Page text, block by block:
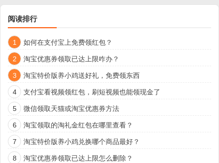
阅读排行
1 如何在支付宝上免费领红包？
2 淘宝优惠券领取已达上限咋办？
3 淘宝特价版养小鸡送好礼，免费领东西
4 支付宝看视频领红包，刷短视频也能领现金了
5 微信领取天猫或淘宝优惠券方法
6 淘宝领取的淘礼金红包在哪里查看？
7 淘宝特价版养小鸡兑换哪个商品最好？
8 淘宝优惠券领取已达上限怎么删除？